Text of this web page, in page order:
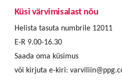
Küsi värvimisalast nõu
Helista tasuta numbrile 12011
E-R 9.00-16.30
Saada oma küsimus
või kirjuta e-kiri: